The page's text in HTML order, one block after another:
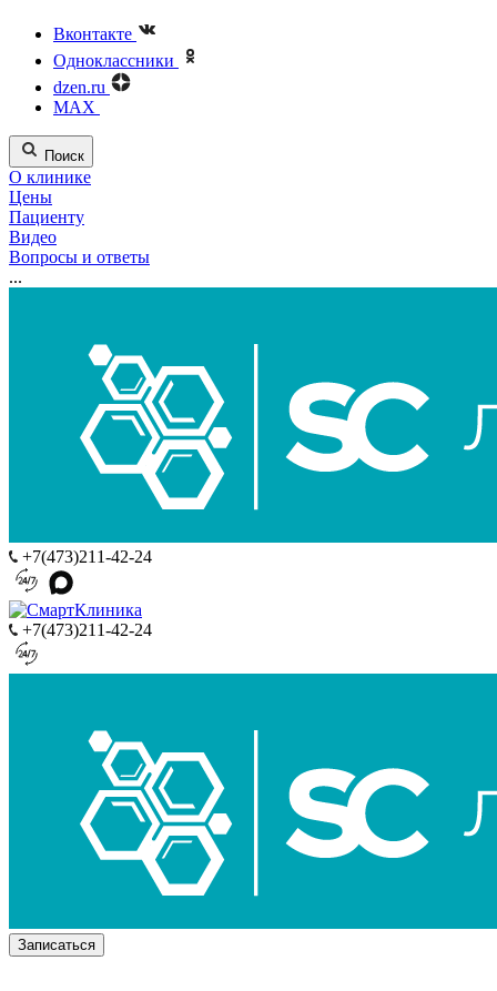
Вконтакте
Одноклассники
dzen.ru
MAX
Поиск
О клинике
Цены
Пациенту
Видео
Вопросы и ответы
...
+7(473)211-42-24
+7(473)211-42-24
Записаться